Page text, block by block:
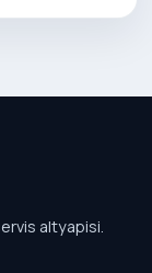
altyapisi.